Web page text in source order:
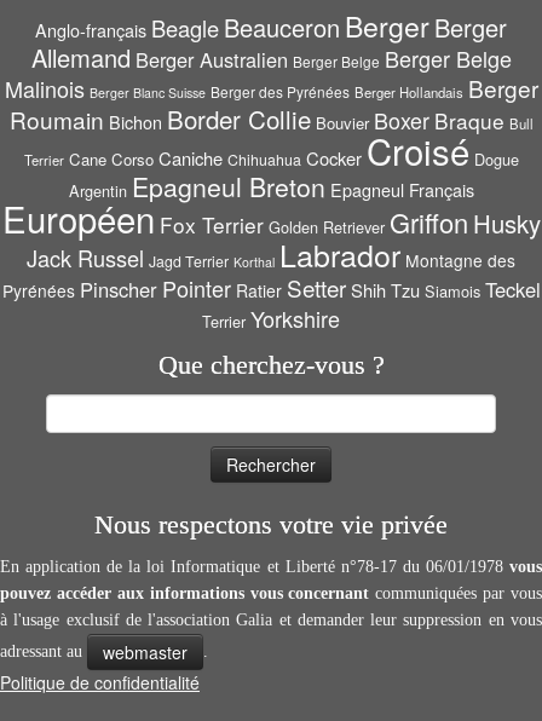
Anglo-français BeagleBeauceron BergerBerger
Allemand Berger Australien Berger Belge Berger Belge
Malinois Berger Blanc Suisse Berger des Pyrénées Berger Hollandais Berger
Roumain Bichon Border Collie Bouvier Boxer Braque Bull
Terrier Cane Corso Caniche Chihuahua Cocker Croisé Dogue
Argentin Epagneul Breton Epagneul Français
Européen Fox Terrier Golden Retriever Griffon Husky
Jack Russel Jagd Terrier Korthal Labrador Montagne des
Pyrénées Pinscher Pointer Ratier Setter Shih Tzu Siamois Teckel
Terrier Yorkshire
Que cherchez-vous ?
Nous respectons votre vie privée
En application de la loi Informatique et Liberté n°78-17 du 06/01/1978 vous
pouvez accéder aux informations vous concernantcommuniquées par vous
à l'usage exclusif de l'association Galia et demander leur suppression en vous
adressant au
webmaster
Politique de confidentialité